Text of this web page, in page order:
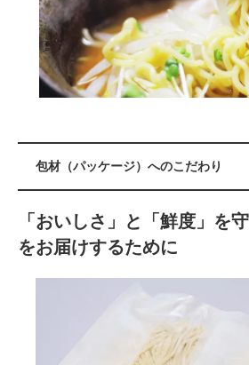
包材（パッケージ）へのこだわり
「おいしさ」と「鮮度」を
をお届けするために